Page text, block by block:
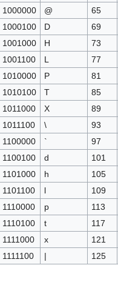
1000000 @
65
1000100 D
69
1001000 H
73
1001100 L
77
1010000 P
81
1010100 T
85
1011000 X
89
1011100 \
93
1100000 `
97
1100100 d
101
1101000 h
105
1101100 l
109
1110000 p
113
1110100 t
117
1111000 x
121
1111100 | 125